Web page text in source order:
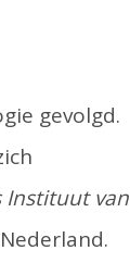
gevolgd.
Instituut van